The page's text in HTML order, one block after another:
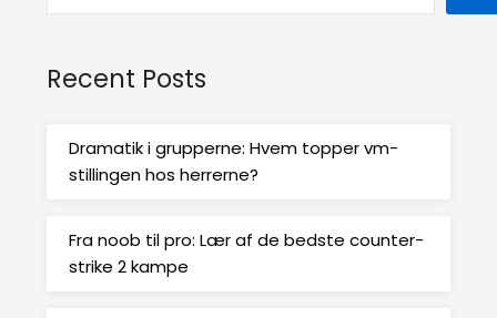
Recent Posts
Dramatik i grupperne: Hvem topper vm-
stillingen hos herrerne?
Fra noob til pro: Lær af de bedste counter-
strike 2 kampe